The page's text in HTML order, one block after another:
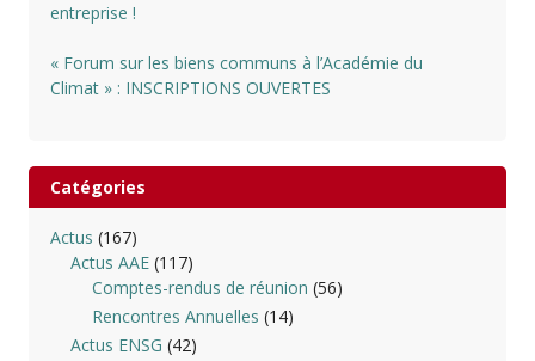
entreprise !
« Forum sur les biens communs à l’Académie du
Climat » : INSCRIPTIONS OUVERTES
Catégories
Actus (167)
Actus AAE (117)
Comptes-rendus de réunion (56)
Rencontres Annuelles (14)
Actus ENSG (42)